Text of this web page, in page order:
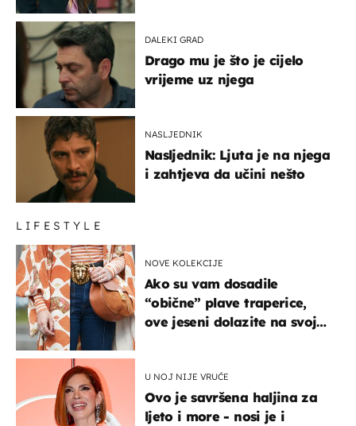
DALEKI GRAD
Drago mu je što je cijelo
vrijeme uz njega
NASLJEDNIK
Nasljednik: Ljuta je na njega
i zahtjeva da učini nešto
LIFESTYLE
NOVE KOLEKCIJE
Ako su vam dosadile
“obične” plave traperice,
ove jeseni dolazite na svoje
U NOJ NIJE VRUĆE
Ovo je savršena haljina za
ljeto i more - nosi je i